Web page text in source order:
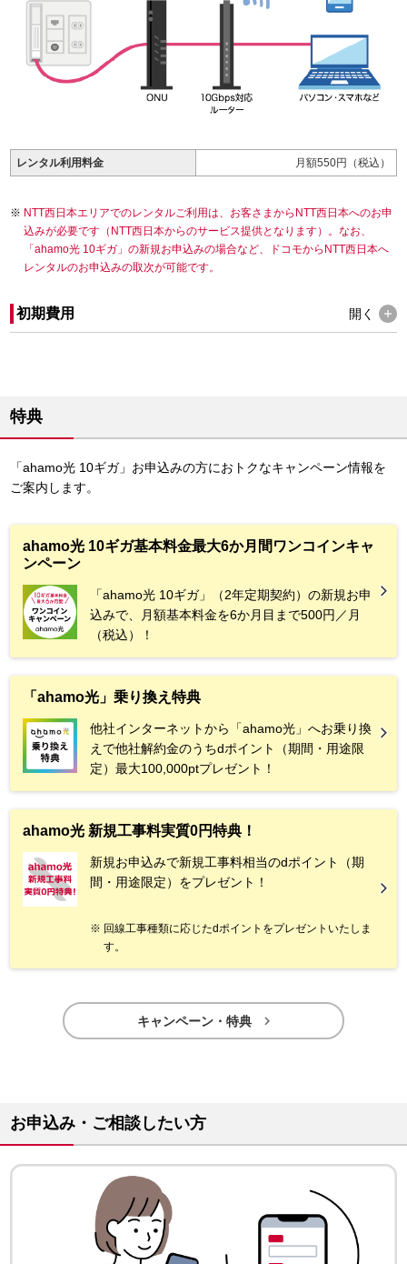
レンタル利用料金 月額550円（税込）
NTT西日本エリアでのレンタルご利用は、お客さまからNTT西日本へのお申
込みが必要です（NTT西日本からのサービス提供となります）。なお、
「ahamo光 10ギガ」の新規お申込みの場合など、ドコモからNTT西日本へ
レンタルのお申込みの取次が可能です。
初期費用 開く
特典
「ahamo光 10ギガ」お申込みの方におトクなキャンペーン情報を
ご案内します。
ahamo光 10ギガ基本料金最大6か月間ワンコインキャ
ンペーン
「ahamo光 10ギガ」（2年定期契約）の新規お申
込みで、月額基本料金を6か月目まで500円／月
（税込）！
「ahamo光」乗り換え特典
他社インターネットから「ahamo光」へお乗り換
えで他社解約金のうちdポイント（期間・用途限
定）最大100,000ptプレゼント！
ahamo光 新規工事料実質0円特典！
新規お申込みで新規工事料相当のdポイント（期
間・用途限定）をプレゼント！
回線工事種類に応じたdポイントをプレゼントいたしま
す。
キャンペーン・特典 
お申込み・ご相談したい方